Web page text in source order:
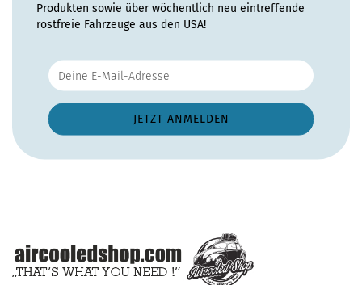
Produkten sowie über wöchentlich neu eintreffende
rostfreie Fahrzeuge aus den USA!